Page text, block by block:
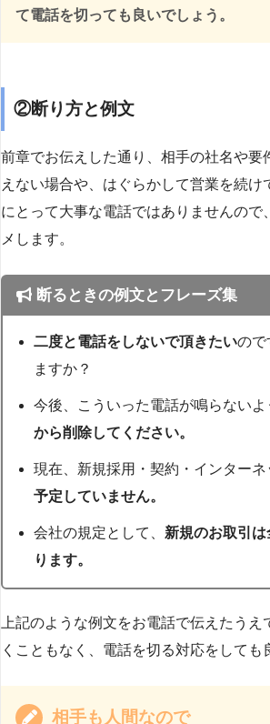
て電話を切っても良いでしょう。
②断り方と例文
前章でお伝えした通り、相手の社名や要
えない場合や、はぐらかして営業を続け
にとって大事な電話ではありませんので
メします。
断るときの例文とフレーズ集
二度と電話をしないで頂きたいので
ますか？
今後、こういった電話が鳴らないよ
から削除してください。
現在、新規採用・契約・インター
予定していません。
会社の規定として、 新規のお取引
ります。
上記のような例文をお電話で伝えたうえ
くこともなく、電話を切る対応をしても
相手も人間なので